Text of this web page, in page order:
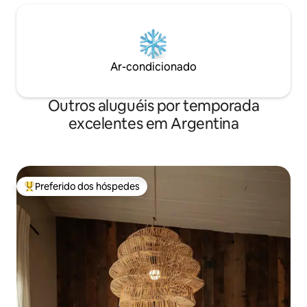
Ar-condicionado
Outros aluguéis por temporada
excelentes em Argentina
Entre os melhores preferidos dos hóspedes
Preferido dos hóspedes